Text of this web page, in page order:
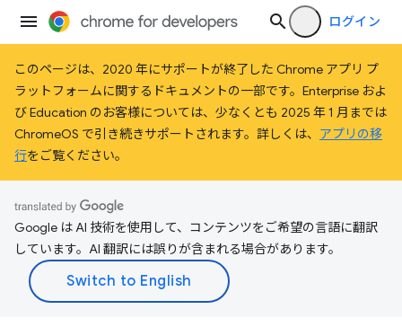
ログイン
このページは、2020 年にサポートが終了した Chrome アプリ プ
ラットフォームに関するドキュメントの一部です。Enterprise およ
び Education のお客様については、少なくとも 2025 年 1 月までは
ChromeOS で引き続きサポートされます。詳しくは、 アプリの移
行をご覧ください。
Google は AI 技術を使用して、コンテンツをご希望の言語に翻訳
しています。AI 翻訳には誤りが含まれる場合があります。